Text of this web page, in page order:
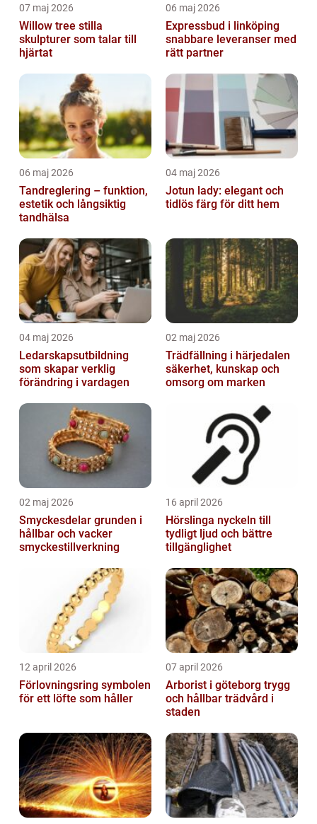
07 maj 2026
Willow tree stilla
skulpturer som talar till
hjärtat
06 maj 2026
Expressbud i linköping
snabbare leveranser med
rätt partner
06 maj 2026
Tandreglering – funktion,
estetik och långsiktig
tandhälsa
04 maj 2026
Jotun lady: elegant och
tidlös färg för ditt hem
04 maj 2026
Ledarskapsutbildning
som skapar verklig
förändring i vardagen
02 maj 2026
Trädfällning i härjedalen
säkerhet, kunskap och
omsorg om marken
02 maj 2026
Smyckesdelar grunden i
hållbar och vacker
smyckestillverkning
16 april 2026
Hörslinga nyckeln till
tydligt ljud och bättre
tillgänglighet
12 april 2026
Förlovningsring symbolen
för ett löfte som håller
07 april 2026
Arborist i göteborg trygg
och hållbar trädvård i
staden